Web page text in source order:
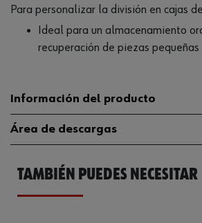
Para personalizar la división en cajas
Ideal para un almacenamiento
recuperación de piezas pequeñas
Información del producto
Profundidad 8
Anchura 70
Área de descargas
Catálogo General
TAMBIÉN PUEDES NECESITAR